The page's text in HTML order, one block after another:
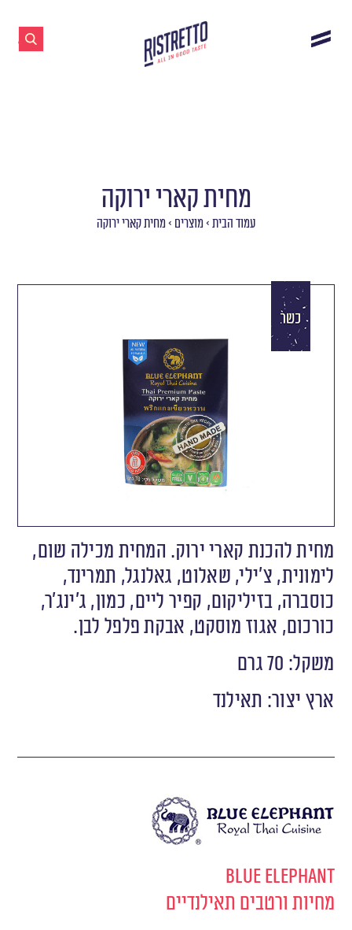
מחית קארי ירוקה
עמוד הבית >מוצרים >מחית קארי ירוקה
מחית להכנת קארי ירוק. המחית מכילה שום,
לימונית, צ׳ילי, שאלוט, גאלנגל, תמרינד,
כוסברה, בזיליקום, קפיר ליים, כמון, ג׳ינג׳ר,
כורכום, אגוז מוסקט, אבקת פלפל לבן.
משקל: 70 גרם
ארץ יצור: תאילנד
Blue Elephant
מחיות ורטבים תאילנדיים